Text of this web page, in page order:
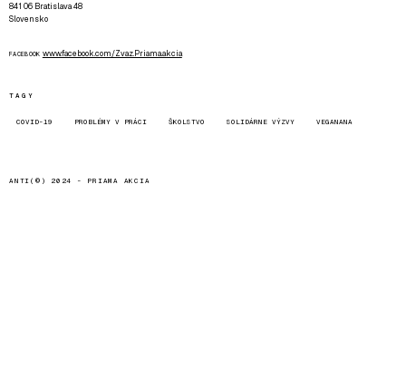
841 06 Bratislava 48
Slovensko
FACEBOOK www.facebook.com/Zvaz.Priama.akcia
TAGY
COVID-19 PROBLÉMY V PRÁCI ŠKOLSTVO SOLIDÁRNE VÝZVY VEGANANA
ANTI(©) 2024 - PRIAMA AKCIA